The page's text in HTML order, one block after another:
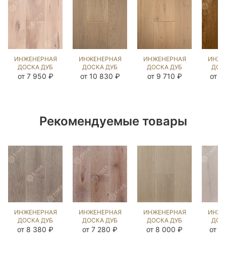
ИНЖЕНЕРНАЯ
ДОСКА ДУБ
ПРИНСТОН
от 7 950 ₽
ИНЖЕНЕРНАЯ
ДОСКА ДУБ
СТЭЙН
от 10 830 ₽
ИНЖЕНЕРНАЯ
ДОСКА ДУБ
ВЕРДЖН
от 9 710 ₽ от
Рекомендуемые товары
ИНЖЕНЕРНАЯ
ДОСКА ДУБ
ВИКСБУРГ
от 8 380 ₽
ИНЖЕНЕРНАЯ
ДОСКА ДУБ
НОРДИК NEW
от 7 280 ₽
ИНЖЕНЕРНАЯ
ДОСКА ДУБ
МИЛТА OIL
от 8 000 ₽ от